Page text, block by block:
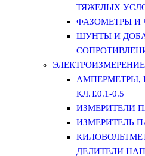
ТЯЖЕЛЫХ
ФАЗОМЕТРЫ И
ШУНТЫ И
ЭЛЕКТРОИЗМЕРЕНИЕ
АМПЕРМЕТРЫ,
КЛ.Т.0.1-0.5
ИЗМЕРИТЕЛИ
ИЗМЕРИТЕЛЬ
ДЕЛИТЕЛИ